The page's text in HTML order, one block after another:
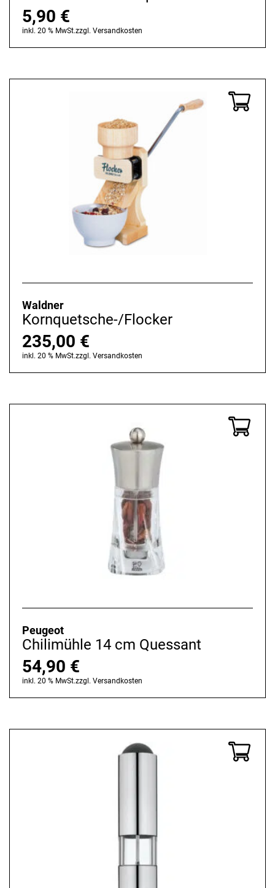
5,90 €
inkl. 20 % MwSt.zzgl. Versandkosten
Waldner
Kornquetsche-/Flocker
235,00 €
inkl. 20 % MwSt.zzgl. Versandkosten
Peugeot
Chilimühle 14 cm Quessant
54,90 €
inkl. 20 % MwSt.zzgl. Versandkosten